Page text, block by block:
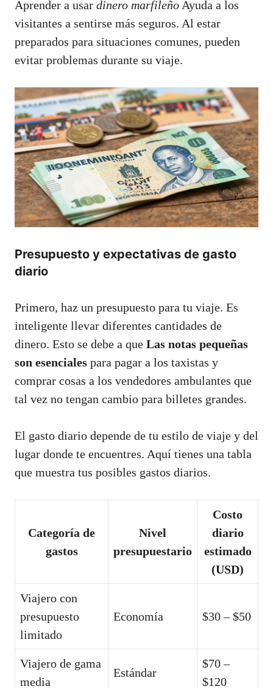
Aprender a usar dinero marfileño Ayuda a los
visitantes a sentirse más seguros. Al estar
preparados para situaciones comunes, pueden
evitar problemas durante su viaje.
Presupuesto y expectativas de gasto
diario
Primero, haz un presupuesto para tu viaje. Es
inteligente llevar diferentes cantidades de
dinero. Esto se debe a que Las notas pequeñas
son esenciales para pagar a los taxistas y
comprar cosas a los vendedores ambulantes que
tal vez no tengan cambio para billetes grandes.
El gasto diario depende de tu estilo de viaje y del
lugar donde te encuentres. Aquí tienes una tabla
que muestra tus posibles gastos diarios.
Categoría de
gastos
Nivel
presupuestario
Costo
diario
estimado
(USD)
Viajero con
presupuesto
limitado
Economía $30 – $50
Viajero de gama
media
Estándar
$70 –
$120